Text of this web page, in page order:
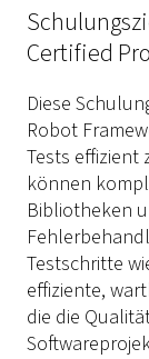
Certified
Diese
Robot
Tests effizient
können
Bibliotheken
Testschritte
effiziente,
die die